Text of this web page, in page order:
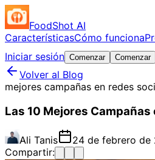
FoodShot AI
CaracterísticasCómo funciona
Iniciar sesión Comenzar Comenzar
Volver al Blog
mejores campañas en redes
Las 10 Mejores
Ali Tanis 24 de febrero de
Compartir: